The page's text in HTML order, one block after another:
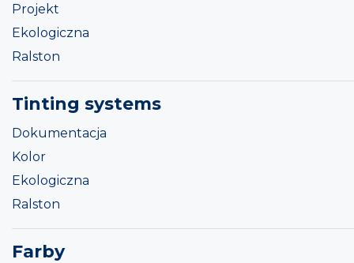
Projekt
Ekologiczna
Ralston
Tinting systems
Dokumentacja
Kolor
Ekologiczna
Ralston
Farby